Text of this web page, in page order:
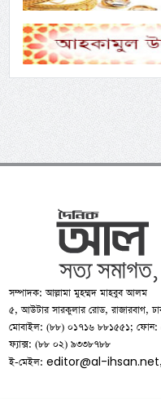
সম্পাদক: আল্লামা মুহম্মদ মাহবুব আলম
৫, আউটার সারকুলার রোড, রাজারবাগ,
মোবাইল: (৮৮) ০১৭১৬ ৮৮১৫৫১;
ফ্যাক্স: (৮৮ ০২) ৯৩৩৮৭৮৮
ই-মেইল:editor@al-ihsan.net